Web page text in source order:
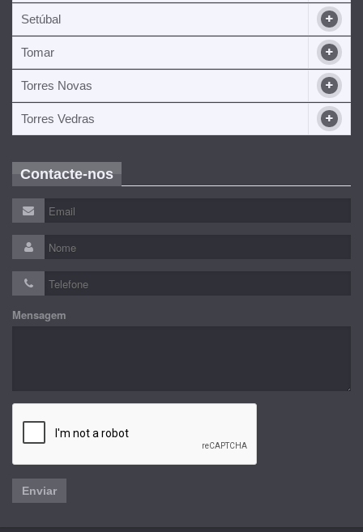
Setúbal
Tomar
Torres Novas
Torres Vedras
Contacte-nos
Mensagem
Enviar